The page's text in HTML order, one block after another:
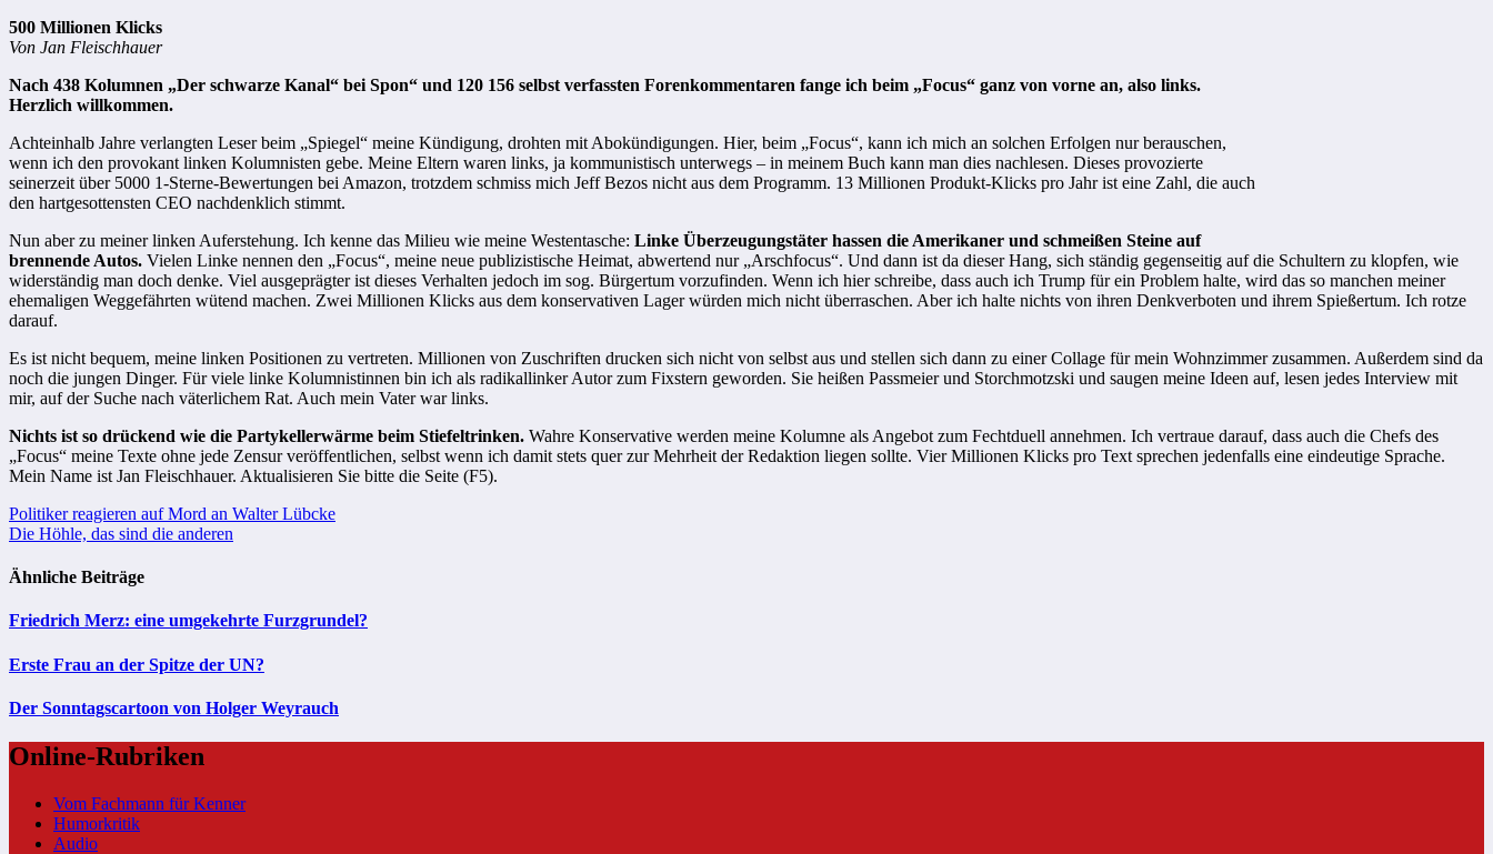
500 Millionen Klicks
Von Jan Fleischhauer
Nach 438 Kolumnen „Der schwarze Kanal“ bei Spon“ und 120 156 selbst verfassten Forenkommentaren fange ich beim „Focus“ ganz von vorne an, also links.
Herzlich willkommen.
Achteinhalb Jahre verlangten Leser beim „Spiegel“ meine Kündigung, drohten mit Abokündigungen. Hier, beim „Focus“, kann ich mich an solchen Erfolgen nur berauschen,
wenn ich den provokant linken Kolumnisten gebe. Meine Eltern waren links, ja kommunistisch unterwegs – in meinem Buch kann man dies nachlesen. Dieses provozierte
seinerzeit über 5000 1-Sterne-Bewertungen bei Amazon, trotzdem schmiss mich Jeff Bezos nicht aus dem Programm. 13 Millionen Produkt-Klicks pro Jahr ist eine Zahl, die auch
den hartgesottensten CEO nachdenklich stimmt.
Nun aber zu meiner linken Auferstehung. Ich kenne das Milieu wie meine Westentasche: Linke Überzeugungstäter hassen die Amerikaner und schmeißen Steine auf
brennende Autos. Vielen Linke nennen den „Focus“, meine neue publizistische Heimat, abwertend nur „Arschfocus“. Und dann ist da dieser Hang, sich ständig gegenseitig auf die Schultern zu klopfen, wie
widerständig man doch denke. Viel ausgeprägter ist dieses Verhalten jedoch im sog. Bürgertum vorzufinden. Wenn ich hier schreibe, dass auch ich Trump für ein Problem halte, wird das so manchen meiner
ehemaligen Weggefährten wütend machen. Zwei Millionen Klicks aus dem konservativen Lager würden mich nicht überraschen. Aber ich halte nichts von ihren Denkverboten und ihrem Spießertum. Ich rotze
darauf.
Es ist nicht bequem, meine linken Positionen zu vertreten. Millionen von Zuschriften drucken sich nicht von selbst aus und stellen sich dann zu einer Collage für mein Wohnzimmer zusammen. Außerdem sind da
noch die jungen Dinger. Für viele linke Kolumnistinnen bin ich als radikallinker Autor zum Fixstern geworden. Sie heißen Passmeier und Storchmotzski und saugen meine Ideen auf, lesen jedes Interview mit
mir, auf der Suche nach väterlichem Rat. Auch mein Vater war links.
Nichts ist so drückend wie die Partykellerwärme beim Stiefeltrinken. Wahre Konservative werden meine Kolumne als Angebot zum Fechtduell annehmen. Ich vertraue darauf, dass auch die Chefs des
„Focus“ meine Texte ohne jede Zensur veröffentlichen, selbst wenn ich damit stets quer zur Mehrheit der Redaktion liegen sollte. Vier Millionen Klicks pro Text sprechen jedenfalls eine eindeutige Sprache.
Mein Name ist Jan Fleischhauer. Aktualisieren Sie bitte die Seite (F5).
Beitragsnavigation
Politiker reagieren auf Mord an Walter Lübcke
Die Höhle, das sind die anderen
Ähnliche Beiträge
Friedrich Merz: eine umgekehrte Furzgrundel?
Erste Frau an der Spitze der UN?
Der Sonntagscartoon von Holger Weyrauch
Online-Rubriken
Vom Fachmann für Kenner
Humorkritik
Audio